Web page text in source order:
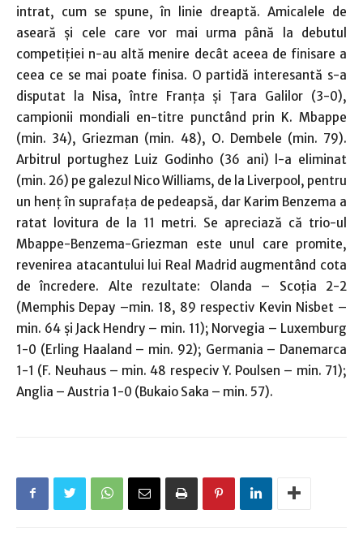
intrat, cum se spune, în linie dreaptă. Amicalele de
aseară şi cele care vor mai urma până la debutul
competiţiei n-au altă menire decât aceea de finisare a
ceea ce se mai poate finisa. O partidă interesantă s-a
disputat la Nisa, între Franţa şi Ţara Galilor (3-0),
campionii mondiali en-titre punctând prin K. Mbappe
(min. 34), Griezman (min. 48), O. Dembele (min. 79).
Arbitrul portughez Luiz Godinho (36 ani) l-a eliminat
(min. 26) pe galezul Nico Williams, de la Liverpool, pentru
un henţ în suprafaţa de pedeapsă, dar Karim Benzema a
ratat lovitura de la 11 metri. Se apreciază că trio-ul
Mbappe-Benzema-Griezman este unul care promite,
revenirea atacantului lui Real Madrid augmentând cota
de încredere. Alte rezultate: Olanda – Scoţia 2-2
(Memphis Depay –min. 18, 89 respectiv Kevin Nisbet –
min. 64 şi Jack Hendry – min. 11); Norvegia – Luxemburg
1-0 (Erling Haaland – min. 92); Germania – Danemarca
1-1 (F. Neuhaus – min. 48 respeciv Y. Poulsen – min. 71);
Anglia – Austria 1-0 (Bukaio Saka – min. 57).